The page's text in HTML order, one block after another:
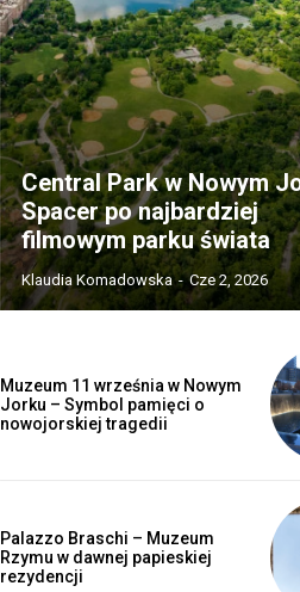
Central Park w Nowym
Spacer po najbardziej
filmowym parku świata
Klaudia Komadowska - Cze 2, 2026
Muzeum 11 września w Nowym
Jorku – Symbol pamięci o
nowojorskiej tragedii
Palazzo Braschi – Muzeum
Rzymu w dawnej papieskiej
rezydencji